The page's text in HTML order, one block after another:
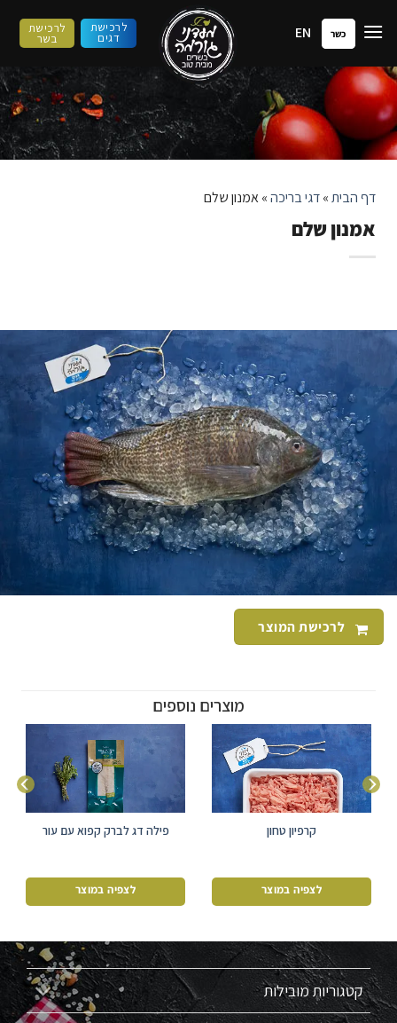
לתוכן
כשר EN לרכישת
דגים
לרכישת
בשר
דף הבית»דגי בריכה»אמנון שלם
אמנון שלם
לרכישת המוצר
מוצרים נוספים
קרפיון טחון
לצפיה במוצר
פילה דג לברק קפוא עם עור
לצפיה במוצר
קטגוריות מובילות